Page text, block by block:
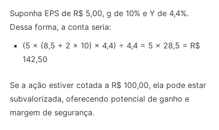
Suponha EPS de R$ 5,00, g de 10% e Y de 4,4%.
Dessa forma, a conta seria:
(5 × (8,5 + 2 × 10) × 4,4) ÷ 4,4 = 5 × 28,5 = R$
142,50
Se a ação estiver cotada a R$ 100,00, ela pode estar
subvalorizada, oferecendo potencial de ganho e
margem de segurança.